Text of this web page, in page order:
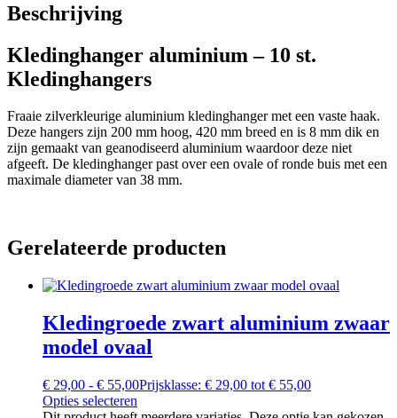
Beschrijving
Kledinghanger aluminium – 10 st.
Kledinghangers
Fraaie zilverkleurige aluminium kledinghanger met een vaste haak.
Deze hangers zijn 200 mm hoog, 420 mm breed en is 8 mm dik en
zijn gemaakt van geanodiseerd aluminium waardoor deze niet
afgeeft. De kledinghanger past over een ovale of ronde buis met een
maximale diameter van 38 mm.
Gerelateerde producten
Kledingroede zwart aluminium zwaar
model ovaal
€ 29,00 - € 55,00Prijsklasse: € 29,00 tot € 55,00
Opties selecteren